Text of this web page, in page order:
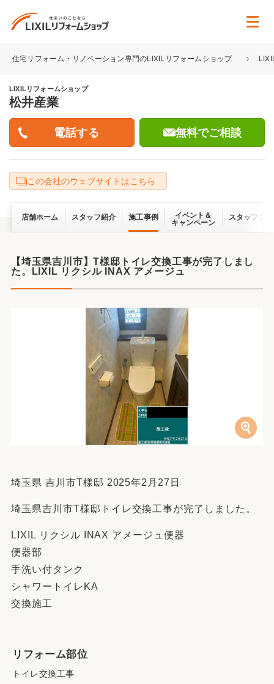
住宅リフォーム・リノベーション専門のLIXILリフォームショップ
LIXILリフォームショップ
松井産業
無料でご相談
この会社のウェブサイトはこちら
店舗ホーム スタッフ紹介 施工事例
イベント＆
キャンペーン
スタッフブ
【埼玉県吉川市】T様邸トイレ交換工事が完了しまし
た。LIXIL リクシル INAX アメージュ
埼玉県 吉川市T様邸 2025年2月27日
埼玉県吉川市T様邸トイレ交換工事が完了しました。
LIXIL リクシル INAX アメージュ便器
便器部
手洗い付タンク
シャワートイレKA
交換施工
リフォーム部位
トイレ交換工事